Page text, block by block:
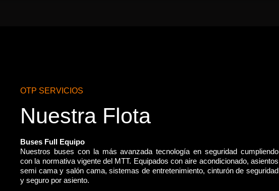
OTP SERVICIOS
Nuestra Flota
Buses Full Equipo
Nuestros buses con la más avanzada tecnología en seguridad cumpliendo
con la normativa vigente del MTT. Equipados con aire acondicionado, asientos
semi cama y salón cama, sistemas de entretenimiento, cinturón de seguridad
y seguro por asiento.